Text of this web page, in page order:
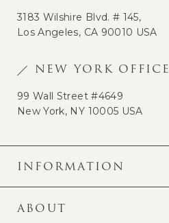
3183 Wilshire Blvd. # 145,
Los Angeles, CA 90010 USA
NEW YORK OFFICE
99 Wall Street #4649
New York, NY 10005 USA
INFORMATION
ABOUT